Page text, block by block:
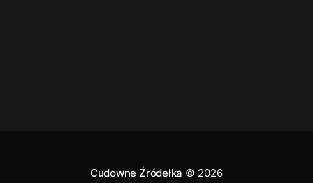
Cudowne Źródełka © 2026